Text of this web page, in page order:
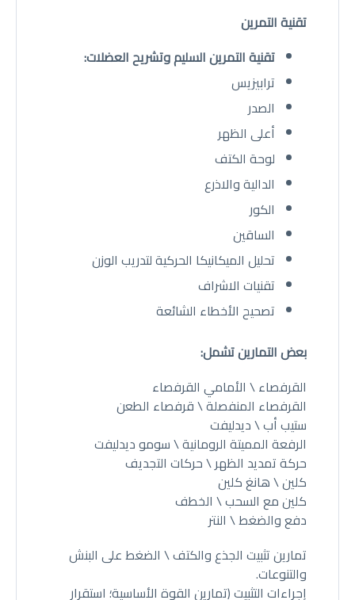
تقنية التمرين
تقنية التمرين السليم وتشريح العضلات:
ترابيزيس
الصدر
أعلى الظهر
لوحة الكتف
الدالية والاذرع
الكور
الساقين
تحليل الميكانيكا الحركية لتدريب الوزن
تقنيات الاشراف
تصحيح الأخطاء الشائعة
بعض التمارين تشمل:
القرفصاء \ الأمامي القرفصاء
القرفصاء المنفصلة \ قرفصاء الطعن
ستيب أب \ ديدليفت
الرفعة المميتة الرومانية \ سومو ديدليفت
حركة تمديد الظهر \ حركات التجديف
كلين \ هانغ كلين
كلين مع السحب \ الخطف
دفع والضغط \ النتر
تمارين تثبيت الجذع والكتف \ الضغط على البنش
والتنوعات.
إجراءات التثبيت (تمارين القوة الأساسية؛ استقرار